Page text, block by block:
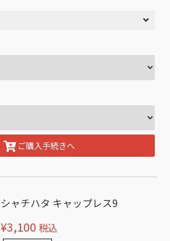
ご購入手続きへ
シャチハタ キャップレス9
¥3,100 税込